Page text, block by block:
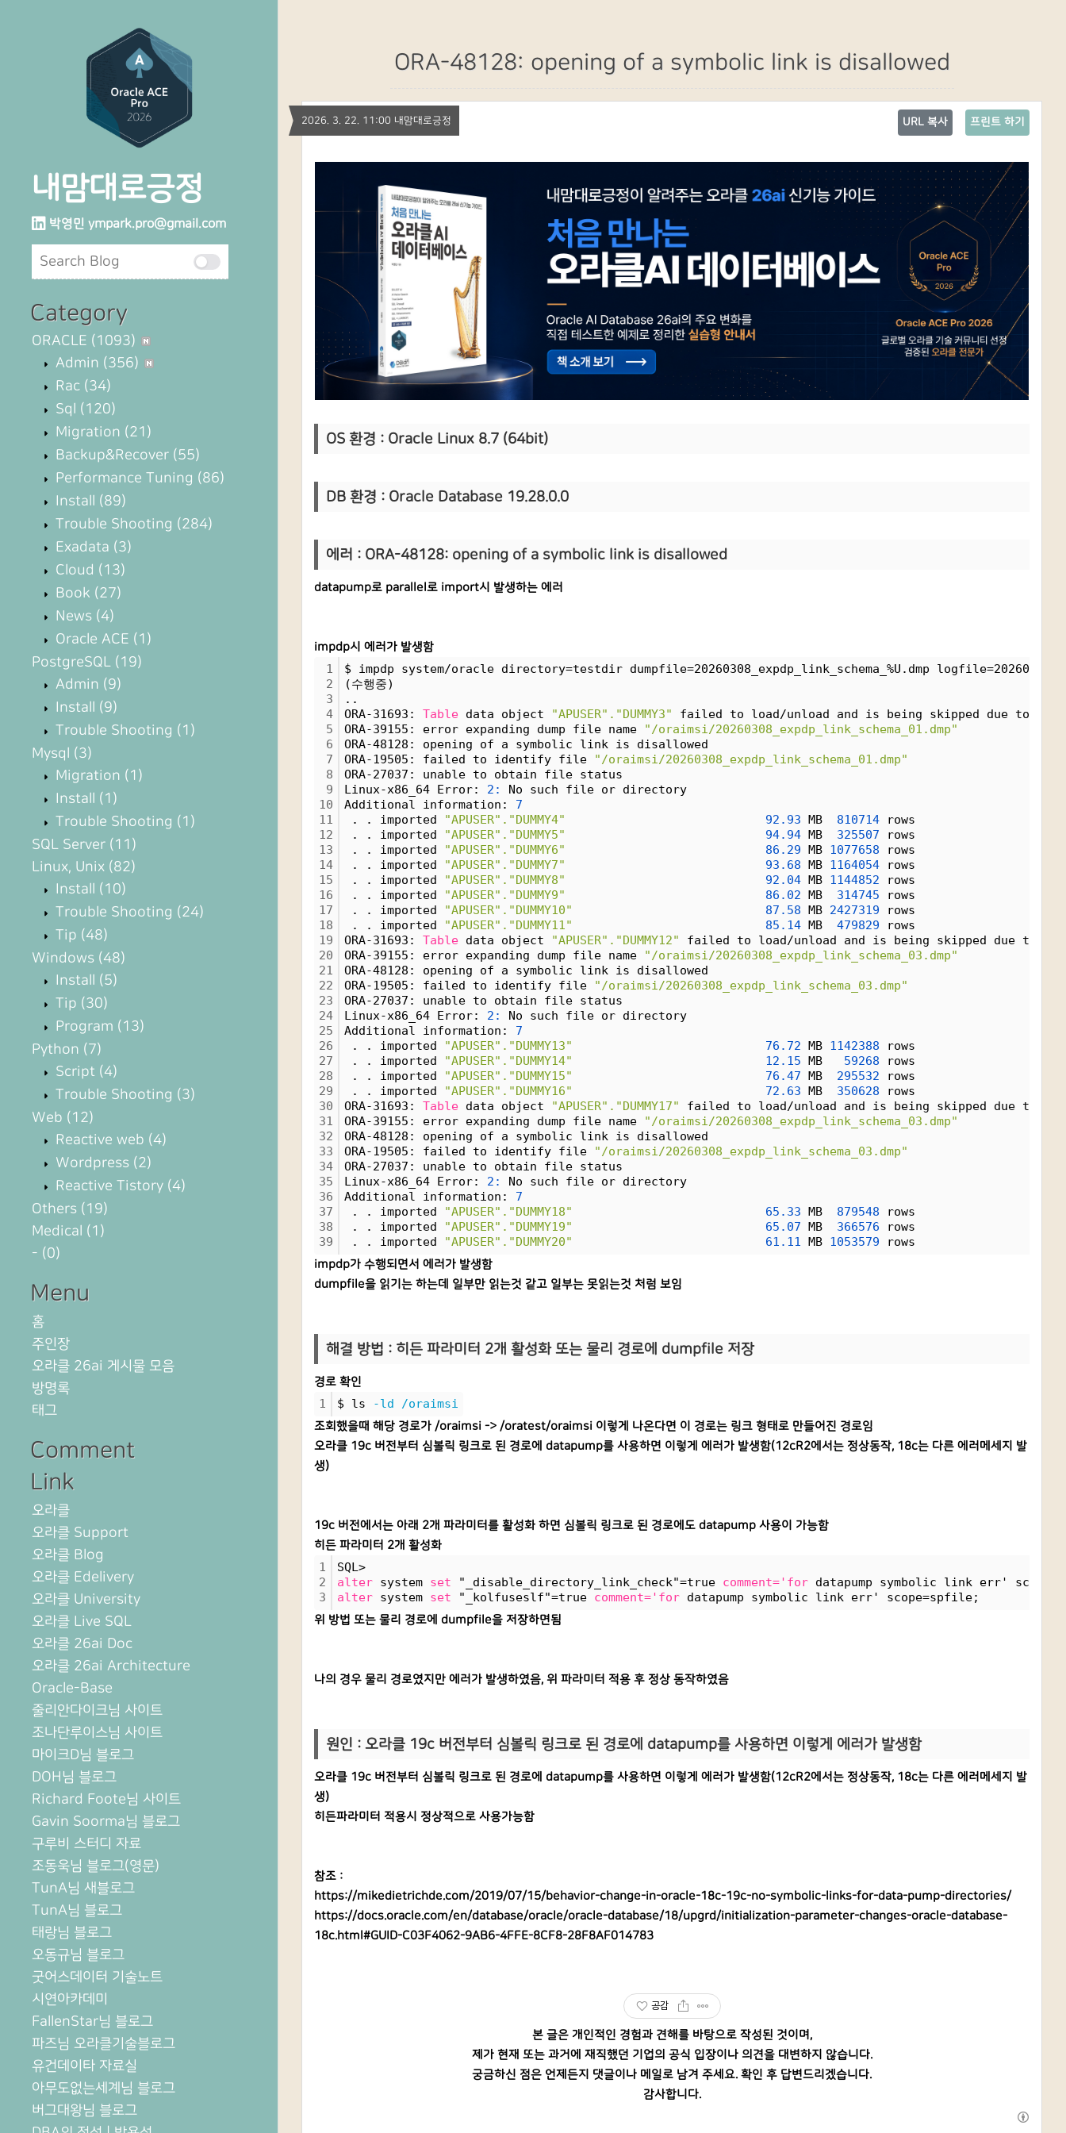
내맘대로긍정
박영민 ympark.pro@gmail.com
Category
ORACLE (1093)
Admin (356)
Rac (34)
Sql (120)
Migration (21)
Backup&Recover (55)
Performance Tuning (86)
Install (89)
Trouble Shooting (284)
Exadata (3)
Cloud (13)
Book (27)
News (4)
Oracle ACE (1)
PostgreSQL (19)
Admin (9)
Install (9)
Trouble Shooting (1)
Mysql (3)
Migration (1)
Install (1)
Trouble Shooting (1)
SQL Server (11)
Linux, Unix (82)
Install (10)
Trouble Shooting (24)
Tip (48)
Windows (48)
Install (5)
Tip (30)
Program (13)
Python (7)
Script (4)
Trouble Shooting (3)
Web (12)
Reactive web (4)
Wordpress (2)
Reactive Tistory (4)
Others (19)
Medical (1)
- (0)
Menu
홈
주인장
오라클 26ai 게시물 모음
방명록
태그
Comment
Link
오라클
오라클 Support
오라클 Blog
오라클 Edelivery
오라클 University
오라클 Live SQL
오라클 26ai Doc
오라클 26ai Architecture
Oracle-Base
줄리안다이크님 사이트
조나단루이스님 사이트
마이크D님 블로그
DOH님 블로그
Richard Foote님 사이트
Gavin Soorma님 블로그
구루비 스터디 자료
조동욱님 블로그(영문)
TunA님 새블로그
TunA님 블로그
태랑님 블로그
오동규님 블로그
굿어스데이터 기술노트
시연아카데미
FallenStar님 블로그
파즈님 오라클기술블로그
유건데이타 자료실
아무도없는세계님 블로그
버그대왕님 블로그
ORA-48128: opening of a symbolic link is disallowed
2026. 3. 22. 11:00 내맘대로긍정 프린트 하기
URL 복사
OS 환경 : Oracle Linux 8.7 (64bit)
DB 환경 : Oracle Database 19.28.0.0
에러 : ORA-48128: opening of a symbolic link is disallowed
datapump로 parallel로 import시 발생하는 에러
impdp시 에러가 발생함
1
2
3
4
5
6
7
8
9
10
11
12
13
14
15
16
17
18
19
20
21
22
23
24
25
26
27
28
29
30
31
32
33
34
35
36
37
38
39
$ impdp system/oracle directory=testdir dumpfile=20260308_expdp_link_schema_%U.dmp
(수행중)
..
ORA-31693: Table data object "APUSER"."DUMMY3"
failed to load/unload and is being skipped due to
ORA-39155: error expanding dump file name
"/oraimsi/20260308_expdp_link_schema_01.dmp"
ORA-48128: opening of a symbolic link is disallowed
ORA-19505: failed to identify file
"/oraimsi/20260308_expdp_link_schema_01.dmp"
ORA-27037: unable to obtain file status
Linux-x86_64 Error: 2:
No such file or directory
Additional information: 7
. . imported
"APUSER"."DUMMY4" 92.93 MB 810714 rows
. . imported
"APUSER"."DUMMY5" 94.94 MB 325507 rows
. . imported
"APUSER"."DUMMY6" 86.29 MB 1077658 rows
. . imported
"APUSER"."DUMMY7" 93.68 MB 1164054 rows
. . imported
"APUSER"."DUMMY8" 92.04 MB 1144852 rows
. . imported
"APUSER"."DUMMY9" 86.02 MB 314745 rows
. . imported
"APUSER"."DUMMY10" 87.58 MB 2427319 rows
. . imported
"APUSER"."DUMMY11" 85.14 MB 479829 rows
ORA-31693: Table data object "APUSER"."DUMMY12"
failed to load/unload and is being skipped due to
ORA-39155: error expanding dump file name
"/oraimsi/20260308_expdp_link_schema_03.dmp"
ORA-48128: opening of a symbolic link is disallowed
ORA-19505: failed to identify file
"/oraimsi/20260308_expdp_link_schema_03.dmp"
ORA-27037: unable to obtain file status
Linux-x86_64 Error: 2:
No such file or directory
Additional information: 7
. . imported
"APUSER"."DUMMY13" 76.72 MB 1142388 rows
. . imported
"APUSER"."DUMMY14" 12.15 MB 59268 rows
. . imported
"APUSER"."DUMMY15" 76.47 MB 295532 rows
. . imported
"APUSER"."DUMMY16" 72.63 MB 350628 rows
ORA-31693: Table data object "APUSER"."DUMMY17"
failed to load/unload and is being skipped due to
ORA-39155: error expanding dump file name
"/oraimsi/20260308_expdp_link_schema_03.dmp"
ORA-48128: opening of a symbolic link is disallowed
ORA-19505: failed to identify file
"/oraimsi/20260308_expdp_link_schema_03.dmp"
ORA-27037: unable to obtain file status
Linux-x86_64 Error: 2:
No such file or directory
Additional information: 7
. . imported
"APUSER"."DUMMY18" 65.33 MB 879548 rows
. . imported
"APUSER"."DUMMY19" 65.07 MB 366576 rows
. . imported
"APUSER"."DUMMY20" 61.11 MB 1053579 rows
impdp가 수행되면서 에러가 발생함
dumpfile을 읽기는 하는데 일부만 읽는것 같고 일부는 못읽는것 처럼 보임
해결 방법 : 히든 파라미터 2개 활성화 또는 물리 경로에 dumpfile 저장
경로 확인
1 $ ls -ld /oraimsi
조회했을때 해당 경로가 /oraimsi -> /oratest/oraimsi 이렇게 나온다면 이 경로는 링크 형태로 만들어진 경로임
오라클 19c 버전부터 심볼릭 링크로 된 경로에 datapump를 사용하면 이렇게 에러가 발생함(12cR2에서는 정상동작, 18c는 다른 에러메세지 발
생)
19c 버전에서는 아래 2개 파라미터를 활성화 하면 심볼릭 링크로 된 경로에도 datapump 사용이 가능함
히든 파라미터 2개 활성화
1
2
3
SQL>
alter system set "_disable_directory_link_check"=true comment='for datapump symbolic link err'
alter system set "_kolfuseslf"=true comment='for datapump symbolic link err' scope=spfile;
위 방법 또는 물리 경로에 dumpfile을 저장하면됨
나의 경우 물리 경로였지만 에러가 발생하였음, 위 파라미터 적용 후 정상 동작하였음
원인 : 오라클 19c 버전부터 심볼릭 링크로 된 경로에 datapump를 사용하면 이렇게 에러가 발생함
오라클 19c 버전부터 심볼릭 링크로 된 경로에 datapump를 사용하면 이렇게 에러가 발생함(12cR2에서는 정상동작, 18c는 다른 에러메세지 발
생)
히든파라미터 적용시 정상적으로 사용가능함
참조 :
https://mikedietrichde.com/2019/07/15/behavior-change-in-oracle-18c-19c-no-symbolic-links-for-data-pump-directories/
https://docs.oracle.com/en/database/oracle/oracle-database/18/upgrd/initialization-parameter-changes-oracle-database-
18c.html#GUID-C03F4062-9AB6-4FFE-8CF8-28F8AF014783
공감
본 글은 개인적인 경험과 견해를 바탕으로 작성된 것이며,
제가 현재 또는 과거에 재직했던 기업의 공식 입장이나 의견을 대변하지 않습니다.
궁금하신 점은 언제든지 댓글이나 메일로 남겨 주세요. 확인 후 답변드리겠습니다.
감사합니다.